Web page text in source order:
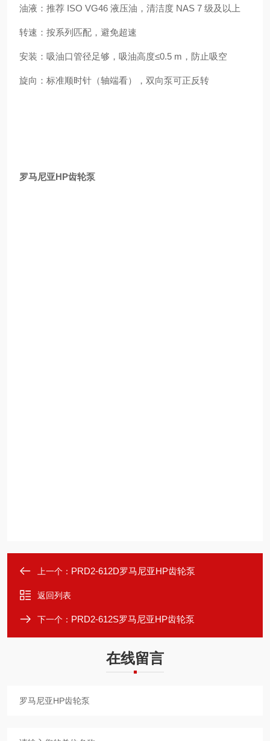
油液：推荐 ISO VG46 液压油，清洁度 NAS 7 级及以上
转速：按系列匹配，避免超速
安装：吸油口管径足够，吸油高度≤0.5 m，防止吸空
旋向：标准顺时针（轴端看），双向泵可正反转
罗马尼亚HP齿轮泵
上一个： PRD2-612D罗马尼亚HP齿轮泵
返回列表
下一个： PRD2-612S罗马尼亚HP齿轮泵
在线留言